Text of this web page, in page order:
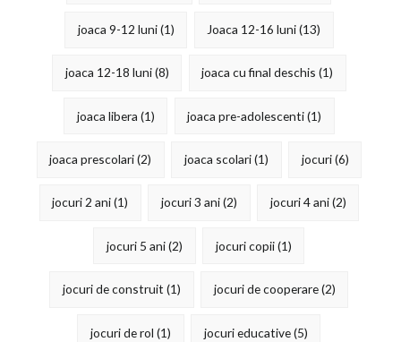
joaca 9-12 luni(1) Joaca 12-16 luni(13)
joaca 12-18 luni(8) joaca cu final deschis (1)
joaca libera (1) joaca pre-adolescenti(1)
joaca prescolari(2) joaca scolari(1) jocuri(6)
jocuri 2 ani(1) jocuri 3 ani(2) jocuri 4 ani(2)
jocuri 5 ani(2) jocuri copii(1)
jocuri de construit (1) jocuri de cooperare(2)
jocuri de rol (1) jocuri educative(5)